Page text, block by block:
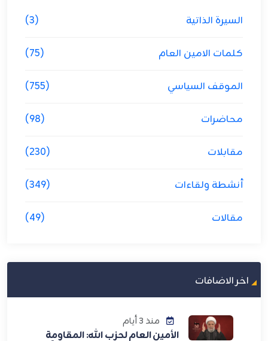
السيرة الذاتية (3)
كلمات الامين العام (75)
الموقف السياسي (755)
محاضرات (98)
مقابلات (230)
أنشطة ولقاءات (349)
مقالات (49)
اخر الاضافات
منذ 3 أيام
الأمين العام لحزب الله: المقاومة